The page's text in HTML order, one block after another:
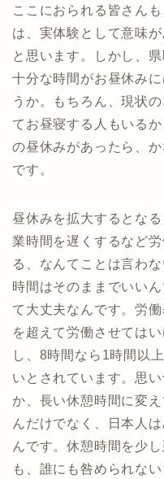
ここにおられる皆さん
は、実体験として意味
と思います。しかし、
十分な時間がお昼休み
うか。もちろん、現状
てお昼寝する人もいる
の昼休みがあったら、
です。
昼休みを拡大するとな
業時間を遅くするなど
る、なんてことは言わ
時間はそのままでいい
て大丈夫なんです。労
を超えて労働させては
し、8時間なら1時間以
いとされています。思
か、長い休憩時間に変
んだけでなく、日本人
んです。休憩時間を少
も、誰にも咎められない